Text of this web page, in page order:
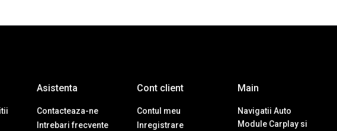
Asistenta
Contacteaza-ne
Intrebari frecvente
Cont client
Contul meu
Inregistrare
Main
Navigatii Auto
Module Carplay si